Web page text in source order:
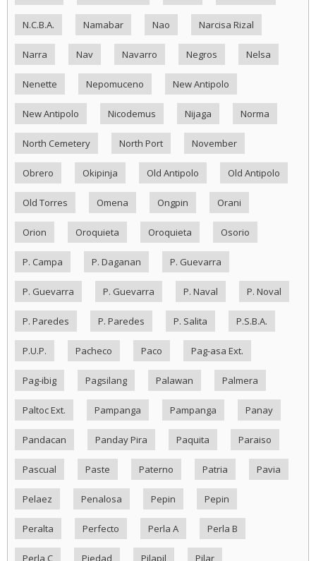
N.C.B.A. Namabar Nao Narcisa Rizal
Narra Nav Navarro Negros Nelsa
Nenette Nepomuceno New Antipolo
New Antipolo Nicodemus Nijaga Norma
North Cemetery North Port November
Obrero Okipinja Old Antipolo Old Antipolo
Old Torres Omena Ongpin Orani
Orion Oroquieta Oroquieta Osorio
P. Campa P. Daganan P. Guevarra
P. Guevarra P. Guevarra P. Naval P. Noval
P. Paredes P. Paredes P. Salita P.S.B.A.
P.U.P. Pacheco Paco Pag-asa Ext.
Pag-ibig Pagsilang Palawan Palmera
Paltoc Ext. Pampanga Pampanga Panay
Pandacan Panday Pira Paquita Paraiso
Pascual Paste Paterno Patria Pavia
Pelaez Penalosa Pepin Pepin
Peralta Perfecto Perla A Perla B
Perla C Piedad Pilapil Pilar